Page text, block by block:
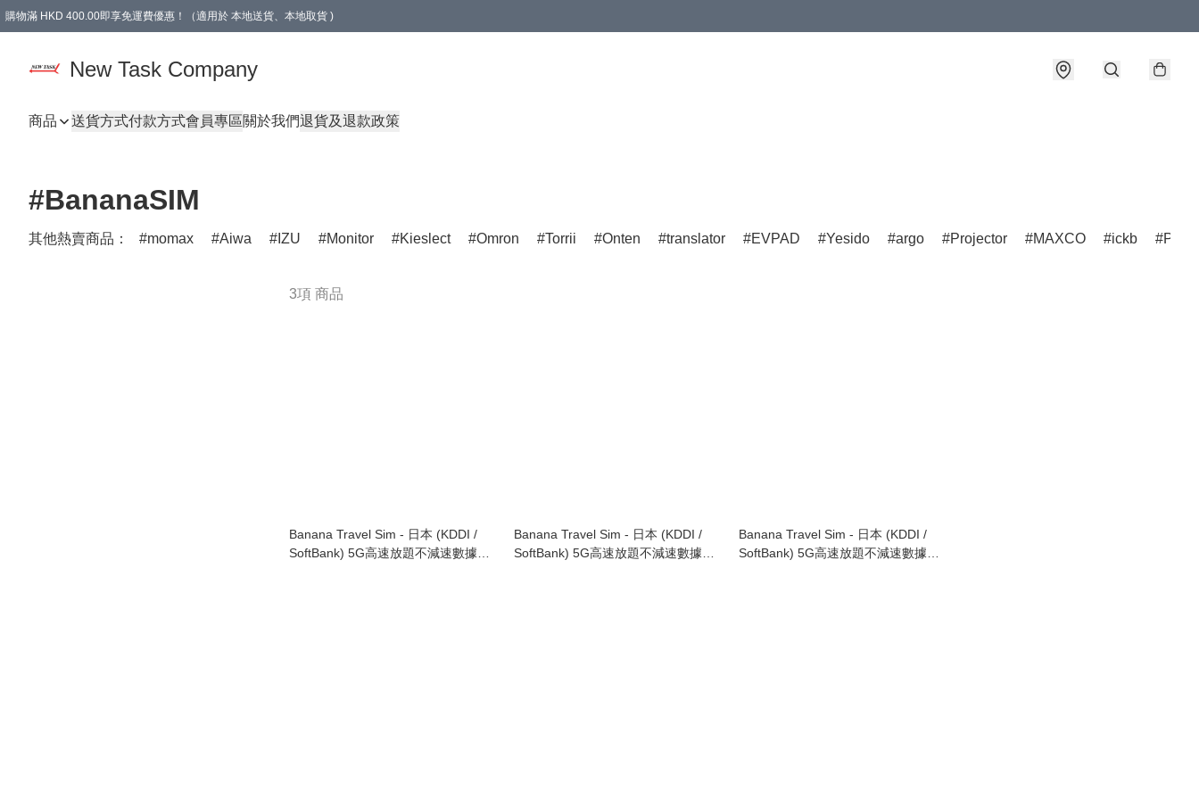
購物滿 HKD 400.00即享免運費優惠！（適用於 本地送貨、本地取貨 )
New Task Company
商品 送貨方式付款方式會員專區關於我們退貨及退款政策
#BananaSIM
其他熱賣商品： momax Aiwa IZU Monitor Kieslect Omron Torrii Onten translator EVPAD Yesido argo Projector MAXCO ickb
3項 商品
Banana Travel Sim - 日本 (KDDI /
SoftBank) 5G高速放題不減速數據咭
Banana Travel Sim - 日本 (KDDI /
SoftBank) 5G高速放題不減速數據咭
Banana Travel Sim - 日本 (KDDI /
SoftBank) 5G高速放題不減速數據咭